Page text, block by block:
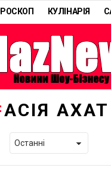
КУЛІНАРІЯ
АСІЯ АХАТ